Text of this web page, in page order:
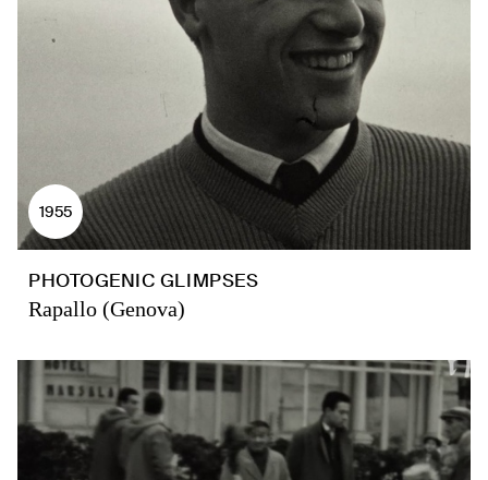
1955
PHOTOGENIC GLIMPSES
Rapallo (Genova)